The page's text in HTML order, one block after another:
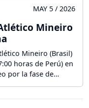
MAY 5 / 2026
Mineiro
Mineiro (Brasil)
horas de Perú) en
por la fase de
2026. ¡Sigue aquí